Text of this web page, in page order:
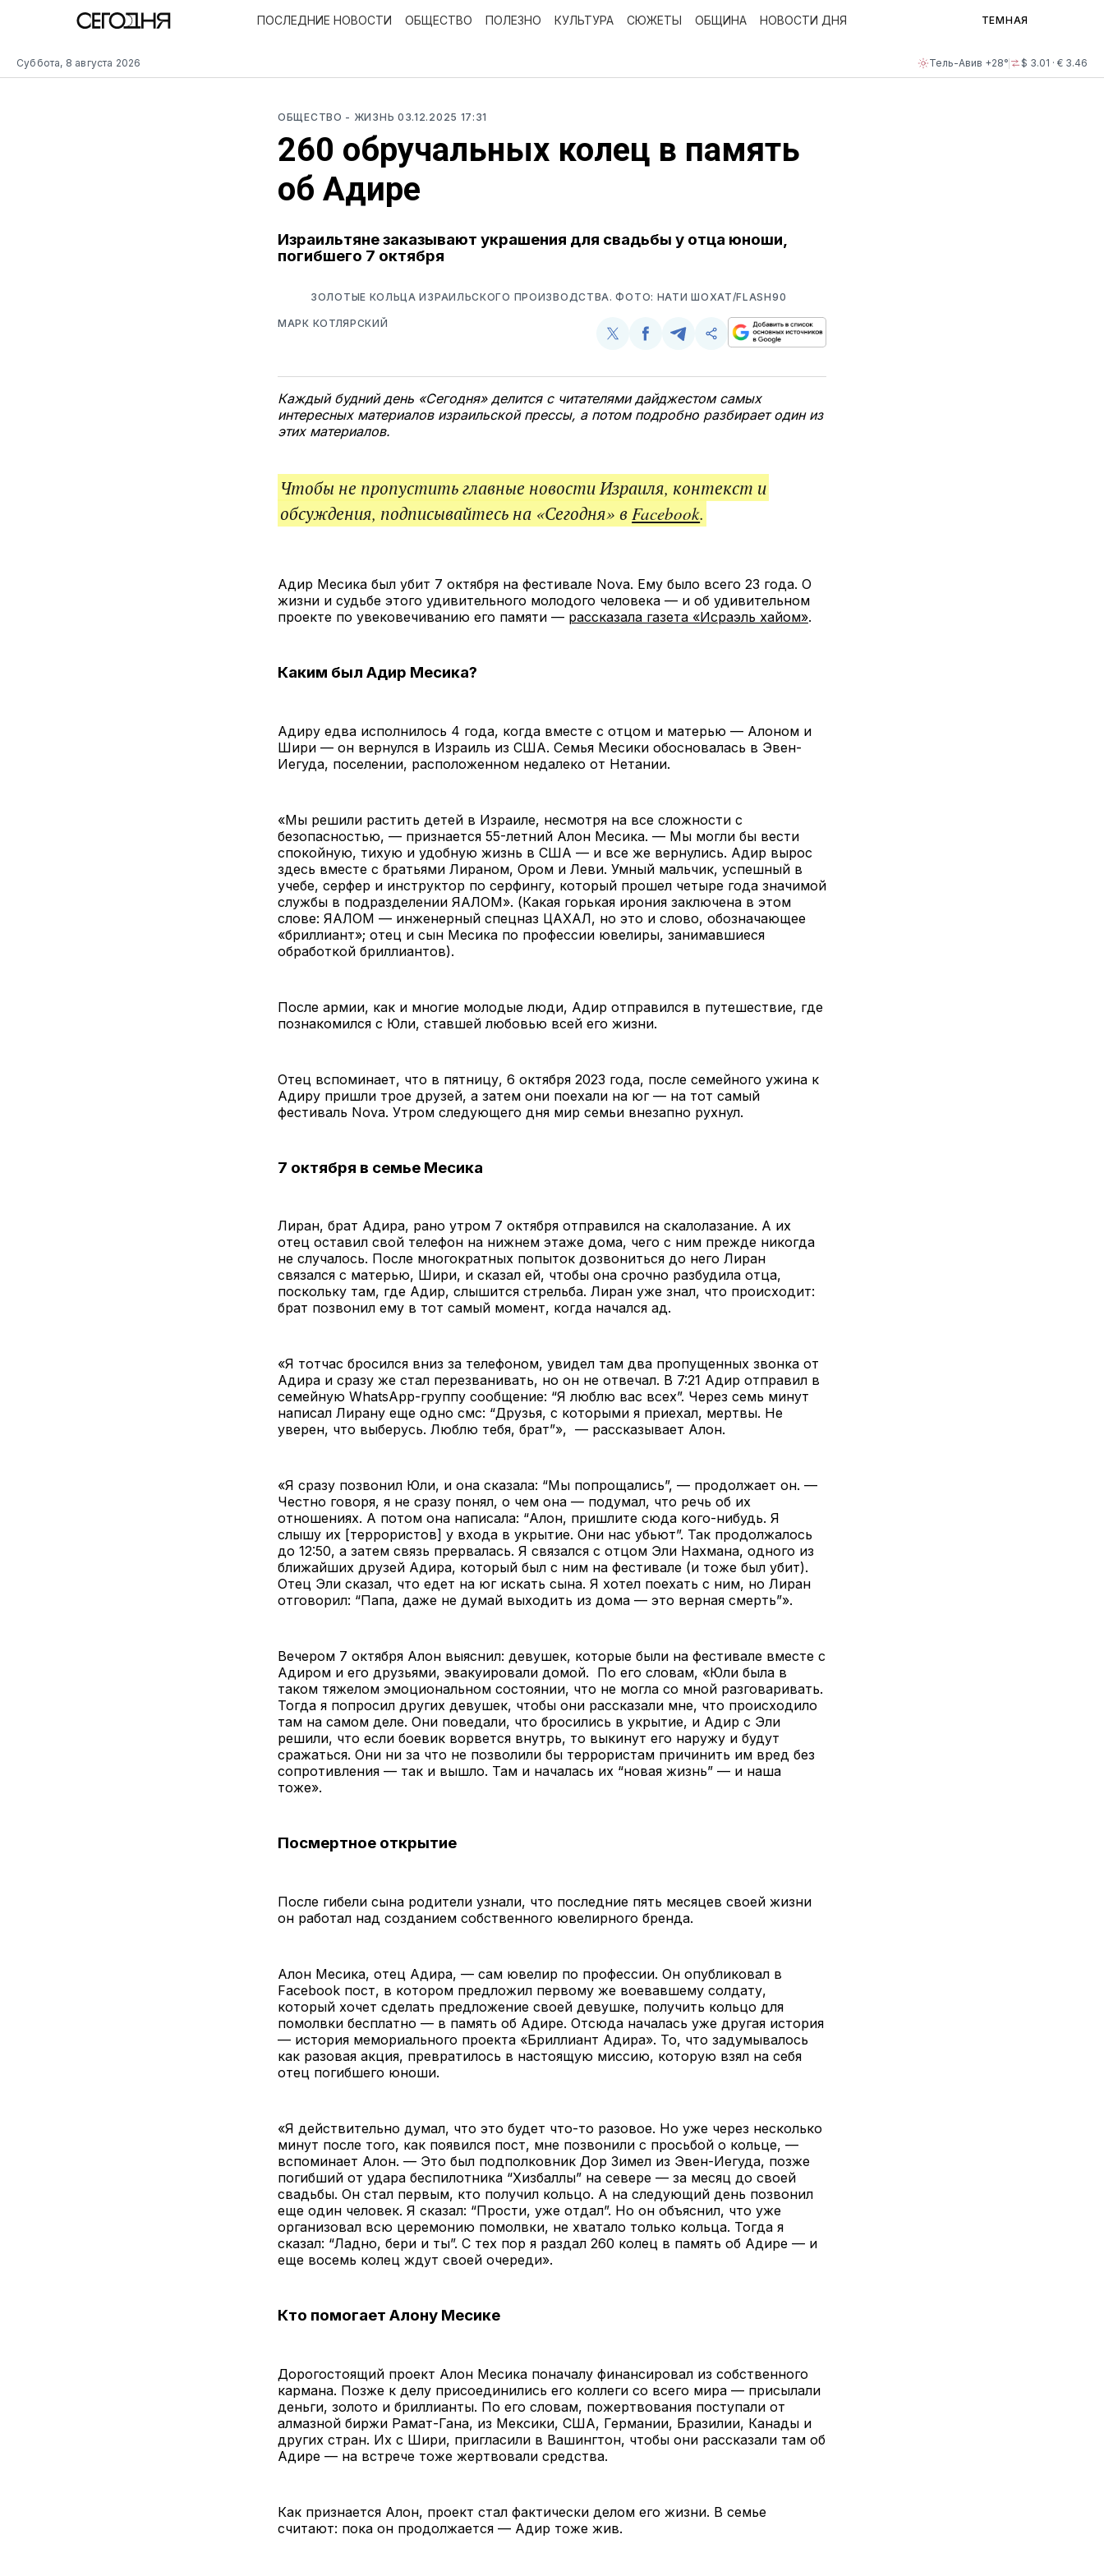
Суббота, 8 августа 2026 Тель-Авив +28° $ 3.01 · € 3.46
ПОСЛЕДНИЕ НОВОСТИ ОБЩЕСТВО ПОЛЕЗНО КУЛЬТУРА СЮЖЕТЫ ОБЩИНА НОВОСТИ ДНЯ ТЕМНАЯ
ОБЩЕСТВО - ЖИЗНЬ 03.12.2025 17:31
260 обручальных колец в память
об Адире
Израильтяне заказывают украшения для свадьбы у отца юноши,
погибшего 7 октября
ЗОЛОТЫЕ КОЛЬЦА ИЗРАИЛЬСКОГО ПРОИЗВОДСТВА. ФОТО: НАТИ ШОХАТ/FLASH90
МАРК КОТЛЯРСКИЙ
Поделиться
Twitter
Поделиться
Facebook
Поделиться
Telegram
Скопируйте
поделитесь
Каждый будний день «Сегодня» делится с читателями дайджестом самых
интересных материалов израильской прессы, а потом подробно разбирает один из
этих материалов.
Чтобы не пропустить главные новости Израиля, контекст и
обсуждения, подписывайтесь на «Сегодня» вFacebook.
Адир Месика был убит 7 октября на фестивале Nova. Ему было всего 23 года. О
жизни и судьбе этого удивительного молодого человека — и об удивительном
проекте по увековечиванию его памяти — рассказала газета «Исраэль хайом».
Каким был Адир Месика?
Адиру едва исполнилось 4 года, когда вместе с отцом и матерью — Алоном и
Шири — он вернулся в Израиль из США. Семья Месики обосновалась в Эвен-
Иегуда, поселении, расположенном недалеко от Нетании.
«Мы решили растить детей в Израиле, несмотря на все сложности с
безопасностью, — признается 55-летний Алон Месика. — Мы могли бы вести
спокойную, тихую и удобную жизнь в США — и все же вернулись. Адир вырос
здесь вместе с братьями Лираном, Ором и Леви. Умный мальчик, успешный в
учебе, серфер и инструктор по серфингу, который прошел четыре года значимой
службы в подразделении ЯАЛОМ». (Какая горькая ирония заключена в этом
слове: ЯАЛОМ — инженерный спецназ ЦАХАЛ, но это и слово, обозначающее
«бриллиант»; отец и сын Месика по профессии ювелиры, занимавшиеся
обработкой бриллиантов).
После армии, как и многие молодые люди, Адир отправился в путешествие, где
познакомился с Юли, ставшей любовью всей его жизни.
Отец вспоминает, что в пятницу, 6 октября 2023 года, после семейного ужина к
Адиру пришли трое друзей, а затем они поехали на юг — на тот самый
фестиваль Nova. Утром следующего дня мир семьи внезапно рухнул.
7 октября в семье Месика
Лиран, брат Адира, рано утром 7 октября отправился на скалолазание. А их
отец оставил свой телефон на нижнем этаже дома, чего с ним прежде никогда
не случалось. После многократных попыток дозвониться до него Лиран
связался с матерью, Шири, и сказал ей, чтобы она срочно разбудила отца,
поскольку там, где Адир, слышится стрельба. Лиран уже знал, что происходит:
брат позвонил ему в тот самый момент, когда начался ад.
«Я тотчас бросился вниз за телефоном, увидел там два пропущенных звонка от
Адира и сразу же стал перезванивать, но он не отвечал. В 7:21 Адир отправил в
семейную WhatsApp-группу сообщение: “Я люблю вас всех”. Через семь минут
написал Лирану еще одно смс: “Друзья, с которыми я приехал, мертвы. Не
уверен, что выберусь. Люблю тебя, брат”», — рассказывает Алон.
«Я сразу позвонил Юли, и она сказала: “Мы попрощались”, — продолжает он. —
Честно говоря, я не сразу понял, о чем она — подумал, что речь об их
отношениях. А потом она написала: “Алон, пришлите сюда кого-нибудь. Я
слышу их [террористов] у входа в укрытие. Они нас убьют”. Так продолжалось
до 12:50, а затем связь прервалась. Я связался с отцом Эли Нахмана, одного из
ближайших друзей Адира, который был с ним на фестивале (и тоже был убит).
Отец Эли сказал, что едет на юг искать сына. Я хотел поехать с ним, но Лиран
отговорил: “Папа, даже не думай выходить из дома — это верная смерть”».
Вечером 7 октября Алон выяснил: девушек, которые были на фестивале вместе с
Адиром и его друзьями, эвакуировали домой. По его словам, «Юли была в
таком тяжелом эмоциональном состоянии, что не могла со мной разговаривать.
Тогда я попросил других девушек, чтобы они рассказали мне, что происходило
там на самом деле. Они поведали, что бросились в укрытие, и Адир с Эли
решили, что если боевик ворвется внутрь, то выкинут его наружу и будут
сражаться. Они ни за что не позволили бы террористам причинить им вред без
сопротивления — так и вышло. Там и началась их “новая жизнь” — и наша
тоже».
Посмертное открытие
После гибели сына родители узнали, что последние пять месяцев своей жизни
он работал над созданием собственного ювелирного бренда.
Алон Месика, отец Адира, — сам ювелир по профессии. Он опубликовал в
Facebook пост, в котором предложил первому же воевавшему солдату,
который хочет сделать предложение своей девушке, получить кольцо для
помолвки бесплатно — в память об Адире. Отсюда началась уже другая история
— история мемориального проекта «Бриллиант Адира». То, что задумывалось
как разовая акция, превратилось в настоящую миссию, которую взял на себя
отец погибшего юноши.
«Я действительно думал, что это будет что-то разовое. Но уже через несколько
минут после того, как появился пост, мне позвонили с просьбой о кольце, —
вспоминает Алон. — Это был подполковник Дор Зимел из Эвен-Иегуда, позже
погибший от удара беспилотника “Хизбаллы” на севере — за месяц до своей
свадьбы. Он стал первым, кто получил кольцо. А на следующий день позвонил
еще один человек. Я сказал: “Прости, уже отдал”. Но он объяснил, что уже
организовал всю церемонию помолвки, не хватало только кольца. Тогда я
сказал: “Ладно, бери и ты”. С тех пор я раздал 260 колец в память об Адире — и
еще восемь колец ждут своей очереди».
Кто помогает Алону Месике
Дорогостоящий проект Алон Месика поначалу финансировал из собственного
кармана. Позже к делу присоединились его коллеги со всего мира — присылали
деньги, золото и бриллианты. По его словам, пожертвования поступали от
алмазной биржи Рамат-Гана, из Мексики, США, Германии, Бразилии, Канады и
других стран. Их с Шири, пригласили в Вашингтон, чтобы они рассказали там об
Адире — на встрече тоже жертвовали средства.
Как признается Алон, проект стал фактически делом его жизни. В семье
считают: пока он продолжается — Адир тоже жив.